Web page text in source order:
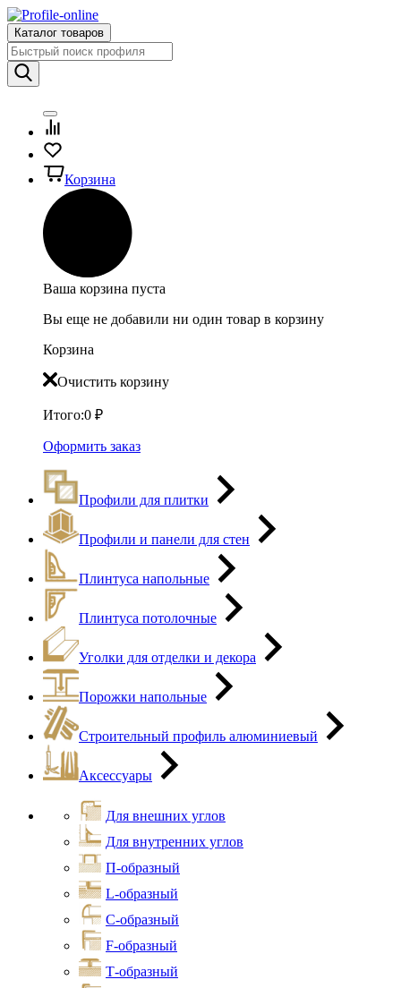
Каталог товаров
Корзина
Ваша корзина пуста
Вы еще не добавили ни один товар в корзину
Корзина
Очистить корзину
Итого:0 ₽
Оформить заказ
Профили для плитки
Профили и панели для стен
Плинтуса напольные
Плинтуса потолочные
Уголки для отделки и декора
Порожки напольные
Строительный профиль алюминиевый
Аксессуары
Для внешних углов
Для внутренних углов
П-образный
L-образный
С-образный
F-образный
Т-образный